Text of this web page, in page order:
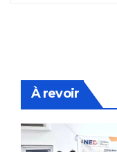
À revoir